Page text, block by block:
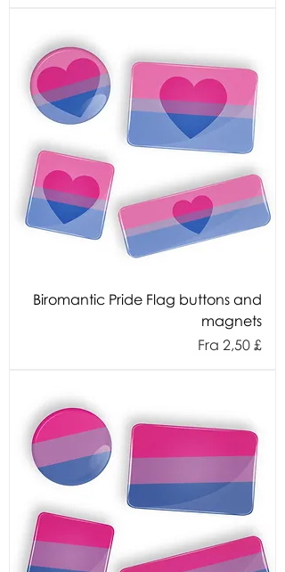
Biromantic Pride Flag buttons and
magnets
Fra 2,50 £
Salgspris